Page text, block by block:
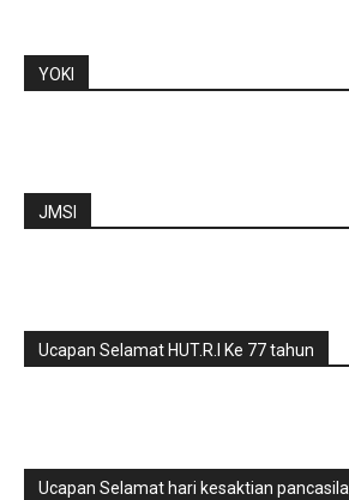
YOKI
JMSI
Ucapan Selamat HUT.R.I Ke 77 tahun
Ucapan Selamat hari kesaktian pancasila